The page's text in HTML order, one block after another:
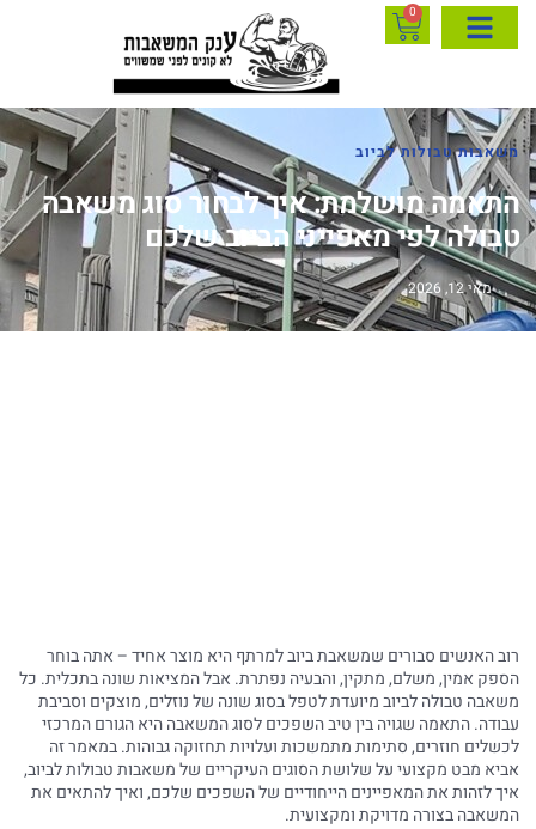
0
משאבות טבולות לביוב
התאמה מושלמת: איך לבחור סוג משאבה
טבולה לפי מאפייני הביוב שלכם
מאי 12, 2026
רוב האנשים סבורים שמשאבת ביוב למרתף היא מוצר אחיד – אתה בוחר
הספק אמין, משלם, מתקין, והבעיה נפתרת. אבל המציאות שונה בתכלית. כל
משאבה טבולה לביוב מיועדת לטפל בסוג שונה של נוזלים, מוצקים וסביבת
עבודה. התאמה שגויה בין טיב השפכים לסוג המשאבה היא הגורם המרכזי
לכשלים חוזרים, סתימות מתמשכות ועלויות תחזוקה גבוהות. במאמר זה
אביא מבט מקצועי על שלושת הסוגים העיקריים של משאבות טבולות לביוב,
איך לזהות את המאפיינים הייחודיים של השפכים שלכם, ואיך להתאים את
המשאבה בצורה מדויקת ומקצועית.